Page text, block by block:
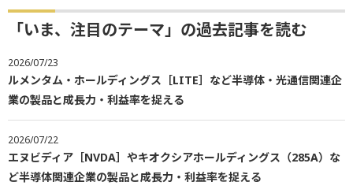
「いま、注目のテーマ」の過去記事を読む
2026/07/23
ルメンタム・ホールディングス［LITE］など半導体・光通信関連企
業の製品と成長力・利益率を捉える
2026/07/22
エヌビディア［NVDA］やキオクシアホールディングス（285A）な
ど半導体関連企業の製品と成長力・利益率を捉える